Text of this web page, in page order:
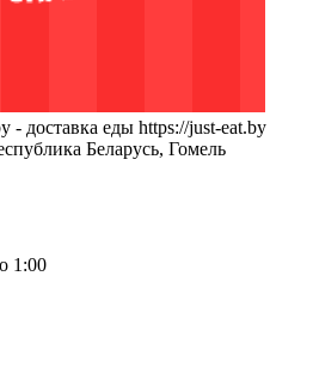
- доставка еды https://just-eat.by
Беларусь, Гомель
1:00